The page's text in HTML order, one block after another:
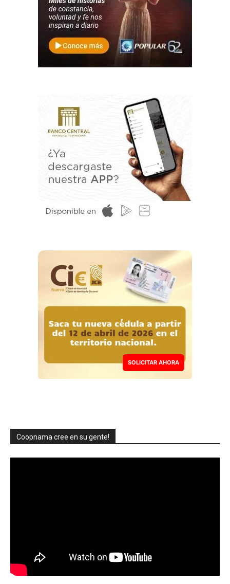
SOLICITAR AHORA
Coopnama cree en su gente!